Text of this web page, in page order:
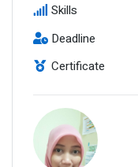
Skills
Deadline
Certificate